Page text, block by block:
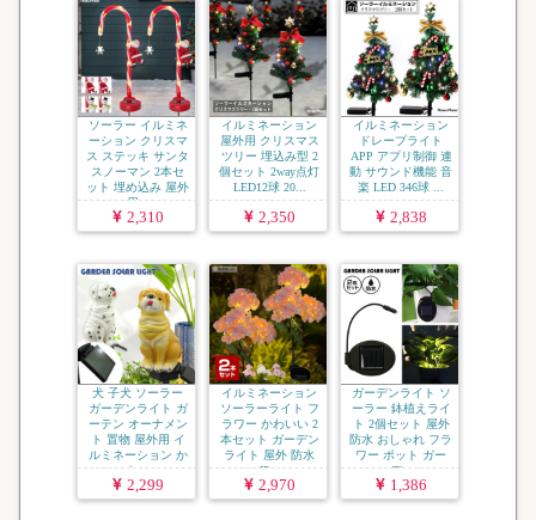
ソーラー イルミネ
ーション クリスマ
ス ステッキ サンタ
スノーマン 2本セ
ット 埋め込み 屋外
用...
2,310
イルミネーション
屋外用 クリスマス
ツリー 埋込み型 2
個セット 2way点灯
LED12球 20...
2,350
イルミネーション
ドレープライト
APP アプリ制御 連
動 サウンド機能 音
楽 LED 346球 ...
2,838
犬 子犬 ソーラー
ガーデンライト ガ
ーテン オーナメン
ト 置物 屋外用 イ
ルミネーション か
わ...
2,299
イルミネーション
ソーラーライト フ
ラワー かわいい 2
本セット ガーデン
ライト 屋外 防水
IP...
2,970
ガーデンライト ソ
ーラー 鉢植えライ
ト 2個セット 屋外
防水 おしゃれ フラ
ワー ポット ガー
デ...
1,386